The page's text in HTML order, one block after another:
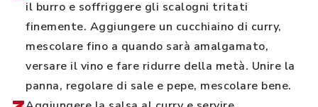
il burro e soffriggere gli scalogni tritati
finemente. Aggiungere un cucchiaino di curry,
mescolare fino a quando sarà amalgamato,
versare il vino e fare ridurre della metà. Unire la
panna, regolare di sale e pepe, mescolare bene.